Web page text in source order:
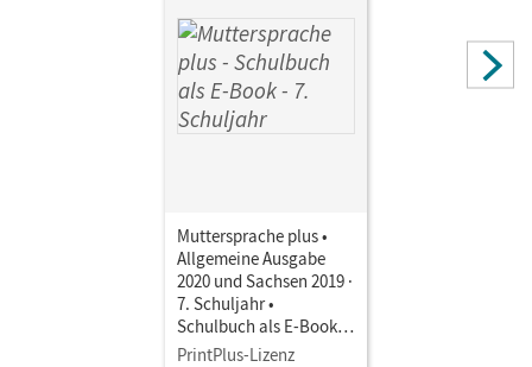
Muttersprache plus •
Allgemeine Ausgabe
2020 und Sachsen 2019 ·
7. Schuljahr •
Schulbuch als E-Book
Mit Medien
PrintPlus-Lizenz